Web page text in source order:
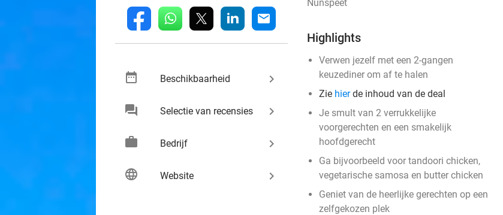
fb whatsapp linkedin mail
date_range Beschikbaarheid keyboard_arrow_right
chat Selectie van recensies keyboard_arrow_right
work Bedrijf keyboard_arrow_right
language Website keyboard_arrow_right
Nunspeet
Highlights
Verwen jezelf met een 2-gangen
keuzediner om af te halen
Zie hierde inhoud van de deal
Je smult van 2 verrukkelijke
voorgerechten en een smakelijk
hoofdgerecht
Ga bijvoorbeeld voor tandoori chicken,
vegetarische samosa en butter chicken
Geniet van de heerlijke gerechten op een
zelfgekozen plek